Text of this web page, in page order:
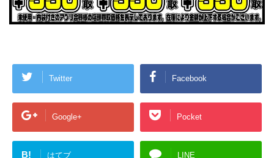
Twitter Facebook
Google+ Pocket
B! はてブ LINE